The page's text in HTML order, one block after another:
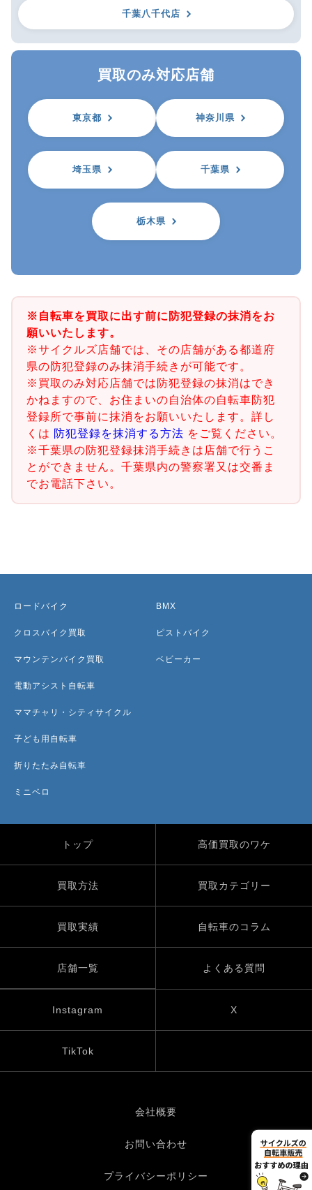
千葉八千代店
買取のみ対応店舗
東京都 神奈川県
埼玉県 千葉県
栃木県
※自転車を買取に出す前に防犯登録の抹消をお
願いいたします。
※サイクルズ店舗では、その店舗がある都道府
県の防犯登録のみ抹消手続きが可能です。
※買取のみ対応店舗では防犯登録の抹消はでき
かねますので、お住まいの自治体の自転車防犯
登録所で事前に抹消をお願いいたします。詳し
くは 防犯登録を抹消する方法 をご覧ください。
※千葉県の防犯登録抹消手続きは店舗で行うこ
とができません。千葉県内の警察署又は交番ま
でお電話下さい。
ロードバイク
クロスバイク買取
マウンテンバイク買取
電動アシスト自転車
ママチャリ・シティサイクル
子ども用自転車
折りたたみ自転車
ミニベロ
BMX
ピストバイク
ベビーカー
トップ 高価買取のワケ
買取方法 買取カテゴリー
買取実績 自転車のコラム
店舗一覧 よくある質問
Instagram X
TikTok
会社概要
お問い合わせ
プライバシーポリシー